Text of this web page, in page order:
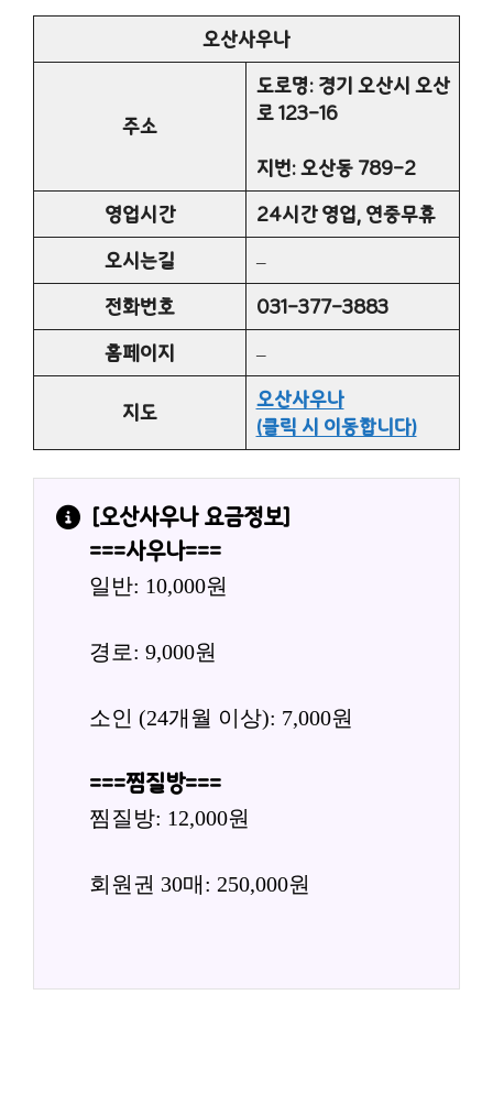
오산사우나
주소
도로명: 경기 오산시 오산
로 123-16
지번: 오산동 789-2
영업시간
24시간 영업, 연중무휴
오시는길
–
전화번호
031-377-3883
홈페이지
–
지도
오산사우나
(클릭 시 이동합니다)
[오산사우나 요금정보]
===사우나===
일반: 10,000원
경로: 9,000원
소인 (24개월 이상): 7,000원
===찜질방===
찜질방: 12,000원
회원권 30매: 250,000원